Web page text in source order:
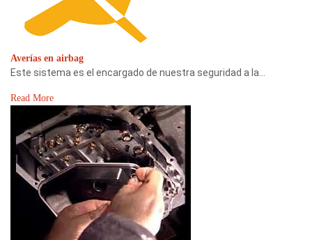
Averías en airbag
Este sistema es el encargado de nuestra seguridad a la…
Read More